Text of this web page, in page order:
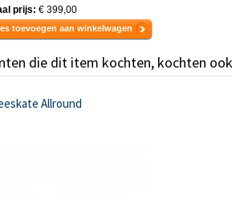
prijs: € 399,00
toevoegen aan winkelwagen
die dit item kochten, kochten
Allround